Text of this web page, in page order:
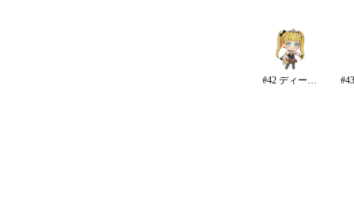
#42 ディープスカイ・ブレイズ